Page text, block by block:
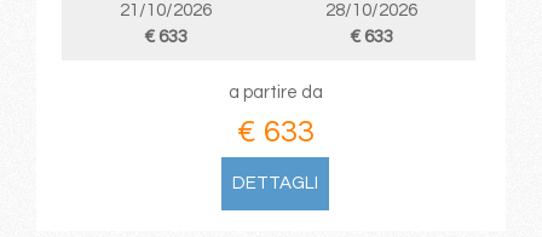
21/10/2026
€ 633
28/10/2026
€ 633
a partire da
€ 633
DETTAGLI